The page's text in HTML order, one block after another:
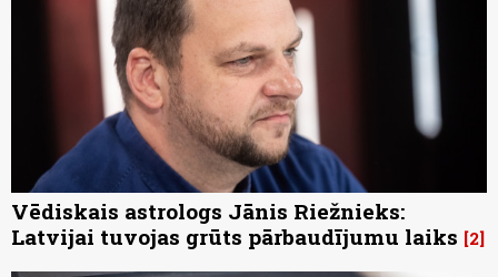
Vēdiskais astrologs Jānis Riežnieks:
Latvijai tuvojas grūts pārbaudījumu laiks 2